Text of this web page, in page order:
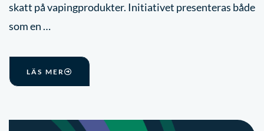
skatt på vapingprodukter. Initiativet presenteras både
som en …
LÄS MER